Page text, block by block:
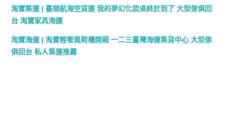
淘寶集運 | 臺順航海空貨運 我的夢幻化妝桌終於到了 大型傢俱回
台 淘寶家具海運
淘寶海運 | 淘寶輕奢風鞋櫃開箱 一二三臺灣海運集貨中心 大型傢
俱回台 私人集運推薦